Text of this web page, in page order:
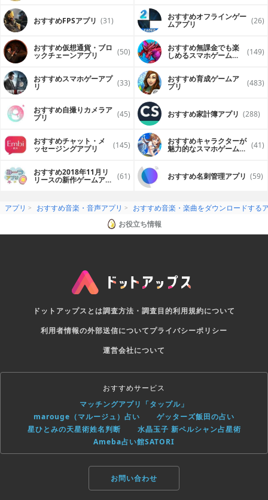
おすすめFPSアプリ (31) おすすめオフラインゲー
ムアプリ (26)
おすすめ仮想通貨・ブロ
ックチェーンアプリ (50) おすすめ無課金でも楽
しめるスマホゲームア (149)
おすすめスマホゲーアプ
リ (33) おすすめ育成ゲームア
プリ (483)
おすすめ自撮りカメラア
プリ (45) おすすめ家計簿アプリ (288)
おすすめチャット・メ
ッセージングアプリ (145) おすすめキャラクターが
魅力的なスマホゲームア (41)
おすすめ2018年11月リ
リースの新作ゲームアプ (61) おすすめ名刺管理アプリ (59)
アプリ おすすめ音楽・音声アプリ
おすすめ音楽・楽曲をダウンロードする
お役立ち情報
ドットアップスとは調査方法・調査目的利用規約について
利用者情報の外部送信についてプライバシーポリシー
運営会社について
おすすめサービス
マッチングアプリ「タップル」
marouge（マルージュ）占い
ゲッターズ飯田の占い
星ひとみの天星術姓名判断
水晶玉子 新ペルシャン占星術
Ameba占い館SATORI
お問い合わせ